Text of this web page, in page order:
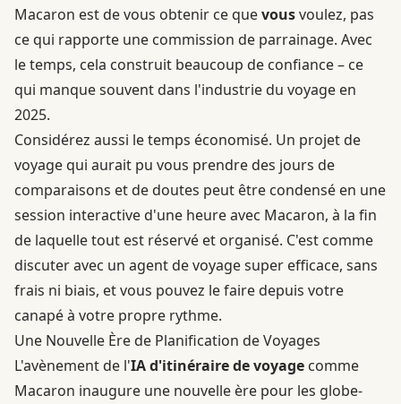
Macaron est de vous obtenir ce quevousvoulez, pas
ce qui rapporte une commission de parrainage. Avec
le temps, cela construit beaucoup de confiance – ce
qui manque souvent dans l'industrie du voyage en
2025.
Considérez aussi le temps économisé. Un projet de
voyage qui aurait pu vous prendre des jours de
comparaisons et de doutes peut être condensé en une
session interactive d'une heure avec Macaron, à la fin
de laquelle tout est réservé et organisé. C'est comme
discuter avec un agent de voyage super efficace, sans
frais ni biais, et vous pouvez le faire depuis votre
canapé à votre propre rythme.
Une Nouvelle Ère de Planification de Voyages
L'avènement de l'IA d'itinéraire de voyage comme
Macaron inaugure une nouvelle ère pour les globe-